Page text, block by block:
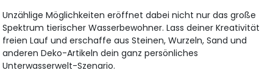
Unzählige Möglichkeiten eröffnet dabei nicht nur das große
Spektrum tierischer Wasserbewohner. Lass deiner Kreativität
freien Lauf und erschaffe aus Steinen, Wurzeln, Sand und
anderen Deko-Artikeln dein ganz persönliches
Unterwasserwelt-Szenario.